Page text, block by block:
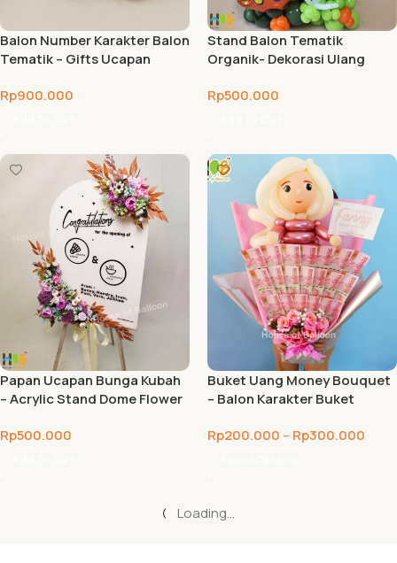
Balon Number Karakter Balon
Tematik – Gifts Ucapan
Rp900.000
Stand Balon Tematik
Organik- Dekorasi Ulang
Rp500.000
Papan Ucapan Bunga Kubah
– Acrylic Stand Dome Flower
Rp500.000
Buket Uang Money Bouquet
– Balon Karakter Buket
Rp200.000 –Rp300.000
Loading...